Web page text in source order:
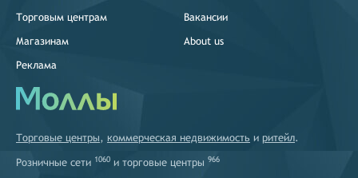
Торговым центрам
Магазинам
Реклама
Вакансии
About us
Торговые центры, коммерческая недвижимость и ритейл.
Розничные сети 1060 и торговые центры 966